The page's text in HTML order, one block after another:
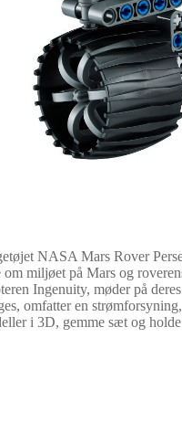
NASA Mars Rover
miljøet på Mars og
Ingenuity, møder på
omfatter en
i 3D, gemme sæt og